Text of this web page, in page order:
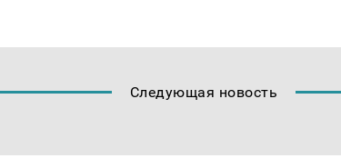
Следующая новость